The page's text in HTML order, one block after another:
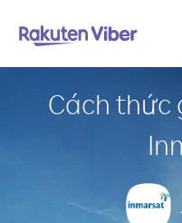
Cách thức